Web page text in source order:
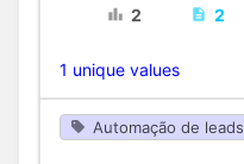
2 2
1 unique values
Automação de leads